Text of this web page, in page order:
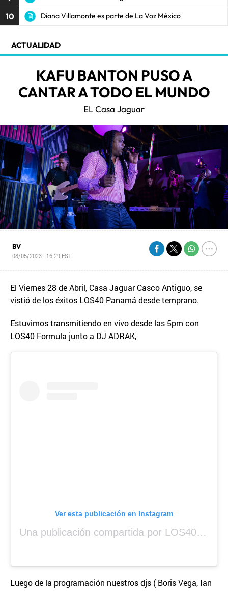
10 Diana Villamonte es parte de La Voz México
ACTUALIDAD
KAFU BANTON PUSO A
CANTAR A TODO EL MUNDO
EL Casa Jaguar
BV
08/05/2023 - 16:29 EST
El Viernes 28 de Abril, Casa Jaguar Casco Antiguo, se
vistió de los éxitos LOS40 Panamá desde temprano.
Estuvimos transmitiendo en vivo desde las 5pm con
LOS40 Formula junto a DJ ADRAK,
Ver esta publicación en Instagram
Una publicación compartida por LOS40 Panamá (@los40panama)
Luego de la programación nuestros djs ( Boris Vega, Ian